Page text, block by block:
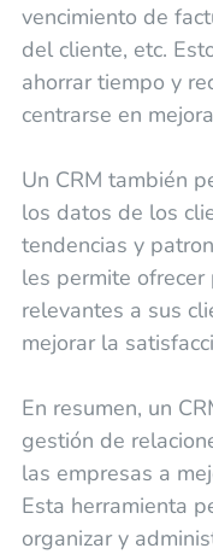
vencimiento de
del cliente, etc.
ahorrar tiempo y
centrarse en
Un CRM también
los datos de los
tendencias y
les permite ofrecer
relevantes a sus
mejorar la
En resumen, un
gestión de
las empresas a
Esta herramienta
organizar y